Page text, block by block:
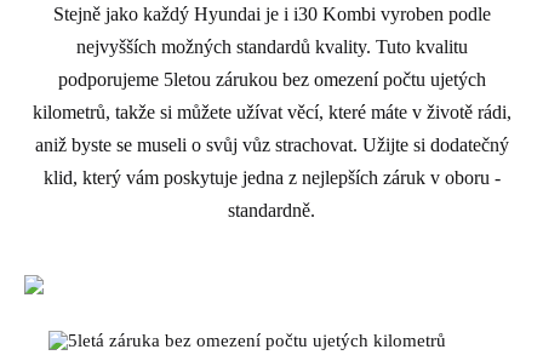
Stejně jako každý Hyundai je i i30 Kombi vyroben podle
nejvyšších možných standardů kvality. Tuto kvalitu
podporujeme 5letou zárukou bez omezení počtu ujetých
kilometrů, takže si můžete užívat věcí, které máte v životě rádi,
aniž byste se museli o svůj vůz strachovat. Užijte si dodatečný
klid, který vám poskytuje jedna z nejlepších záruk v oboru -
standardně.